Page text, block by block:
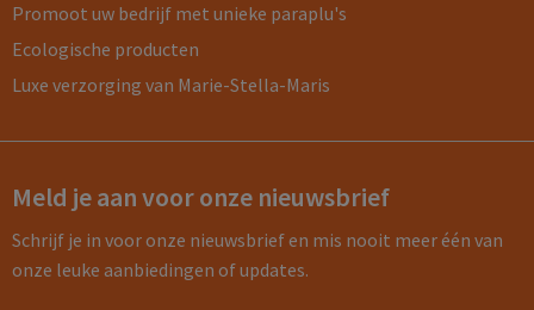
Promoot uw bedrijf met unieke paraplu's
Ecologische producten
Luxe verzorging van Marie-Stella-Maris
Meld je aan voor onze nieuwsbrief
Schrijf je in voor onze nieuwsbrief en mis nooit meer één van
onze leuke aanbiedingen of updates.